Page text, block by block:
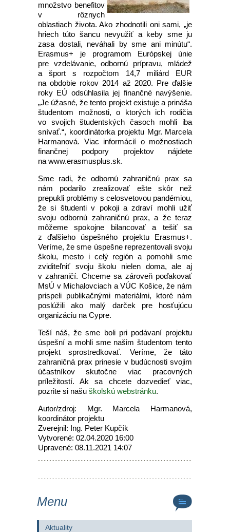
množstvo benefitov
v rôznych
oblastiach života. Ako zhodnotili oni sami, „je
hriech túto šancu nevyužiť a keby sme ju
zasa dostali, neváhali by sme ani minútu“.
Erasmus+ je programom Európskej únie
pre vzdelávanie, odbornú prípravu, mládež
a šport s rozpočtom 14,7 miliárd EUR
na obdobie rokov 2014 až 2020. Pre ďalšie
roky EÚ odsúhlasila jej finančné navýšenie.
„Je úžasné, že tento projekt existuje a prináša
študentom možnosti, o ktorých ich rodičia
vo svojich študentských časoch mohli iba
snívať.“, koordinátorka projektu Mgr. Marcela
Harmanová. Viac informácií o možnostiach
finančnej podpory projektov nájdete
na www.erasmusplus.sk.
Sme radi, že odbornú zahraničnú prax sa
nám podarilo zrealizovať ešte skôr než
prepukli problémy s celosvetovou pandémiou,
že si študenti v pokoji a zdraví mohli užiť
svoju odbornú zahraničnú prax, a že teraz
môžeme spokojne bilancovať a tešiť sa
z ďalšieho úspešného projektu Erasmus+.
Veríme, že sme úspešne reprezentovali svoju
školu, mesto i celý región a pomohli sme
zviditeľniť svoju školu nielen doma, ale aj
v zahraničí. Chceme sa zároveň poďakovať
MsÚ v Michalovciach a VÚC Košice, že nám
prispeli publikačnými materiálmi, ktoré nám
poslúžili ako malý darček pre hosťujúcu
organizáciu na Cypre.
Teší náš, že sme boli pri podávaní projektu
úspešní a mohli sme našim študentom tento
projekt sprostredkovať. Veríme, že táto
zahraničná prax prinesie v budúcnosti svojim
účastníkov skutočne viac pracovných
príležitostí. Ak sa chcete dozvedieť viac,
pozrite si našu školskú webstránku.
Autor/zdroj: Mgr. Marcela Harmanová,
koordinátor projektu
Zverejnil: Ing. Peter Kupčík
Vytvorené: 02.04.2020 16:00
Upravené: 08.11.2021 14:07
Menu
Aktuality